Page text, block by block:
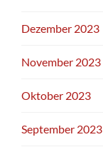
Dezember 2023
November 2023
Oktober 2023
September 2023